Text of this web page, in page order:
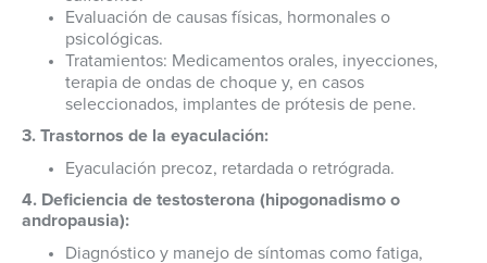
Evaluación de causas físicas, hormonales o
psicológicas.
Tratamientos: Medicamentos orales, inyecciones,
terapia de ondas de choque y, en casos
seleccionados, implantes de prótesis de pene.
3. Trastornos de la eyaculación:
Eyaculación precoz, retardada o retrógrada.
4. Deficiencia de testosterona (hipogonadismo o
andropausia):
Diagnóstico y manejo de síntomas como fatiga,